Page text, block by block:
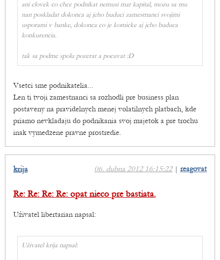
ani clovek co chce podnikat nemusi mat kapital, mozu sa mu
nan poskladat dokonca aj jeho buduci zamestnanci svojimi
usporami v banke, dokonca co je komicke aj jeho buduca
konkurencia.
tak sa podme spolu pozerat a pocuvat :D
Vsetci sme podnikatelia...
Len ti tvoji zamestnanci sa rozhodli pre business plan
postaveny na pravidelnych menej volatilnych platbach, kde
priamo nevkladaju do podnikania svoj majetok a pre trochu
inak vymedzene pravne prostredie.
06. dubna 2012 16:15:22| reagovat
krija
Re: Re: Re: Re: opat nieco pre bastiata.
Uživatel libertarian napsal:
Uživatel krija napsal: